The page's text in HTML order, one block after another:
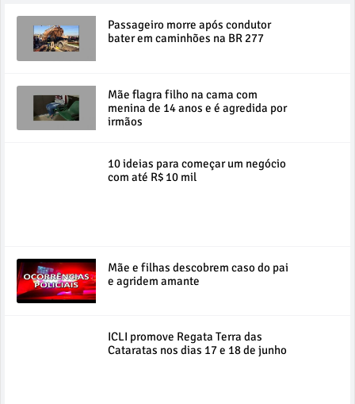
Passageiro morre após condutor
bater em caminhões na BR 277
Mãe flagra filho na cama com
menina de 14 anos e é agredida por
irmãos
10 ideias para começar um negócio
com até R$ 10 mil
Mãe e filhas descobrem caso do pai
e agridem amante
ICLI promove Regata Terra das
Cataratas nos dias 17 e 18 de junho